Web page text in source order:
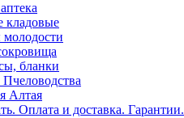
кладовые
бланки
Алтая
Оплата и доставка. Гарантии.